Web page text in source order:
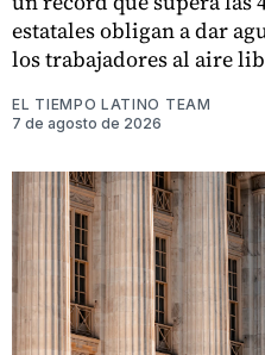
estatales obligan a dar
los trabajadores al aire
EL TIEMPO LATINO TEAM
7 de agosto de 2026